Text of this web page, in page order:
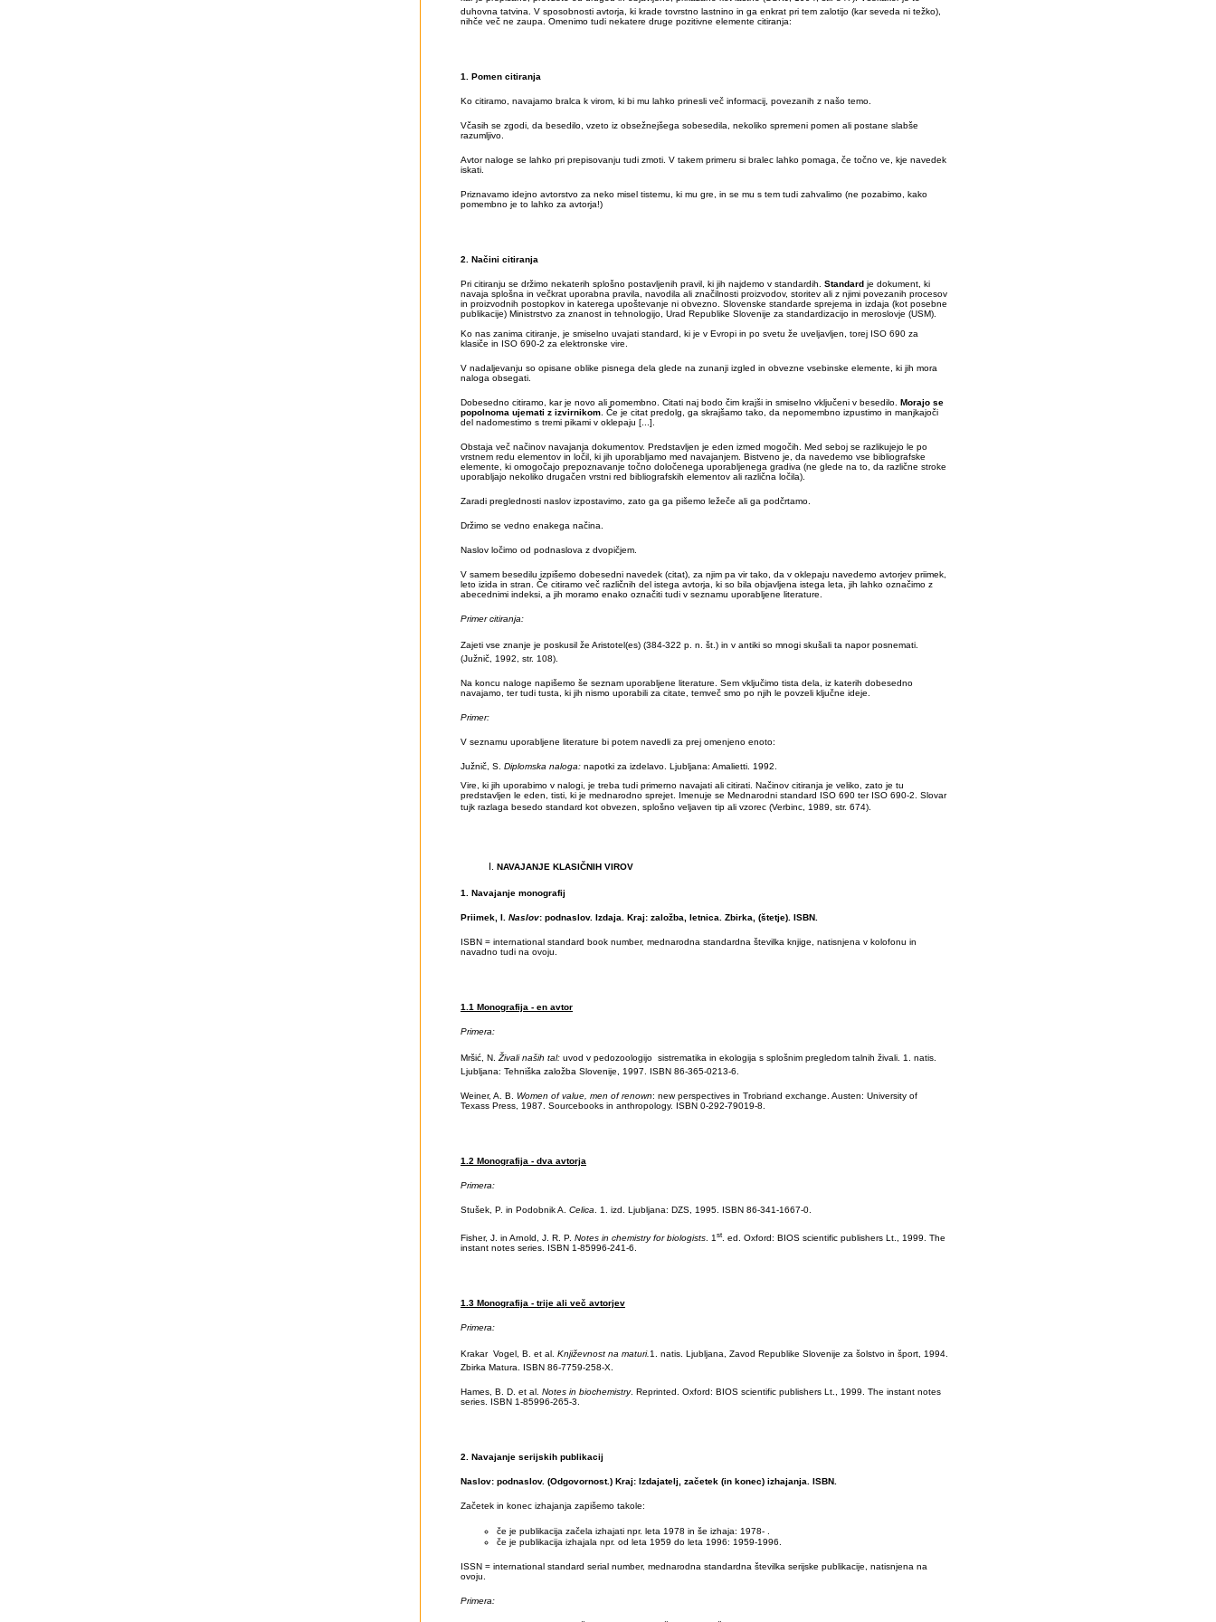
duhovna tatvina. V sposobnosti avtorja, ki krade tovrstno lastnino in ga enkrat pri tem zalotijo (kar seveda ni težko),
nihče več ne zaupa. Omenimo tudi nekatere druge pozitivne elemente citiranja:
1. Pomen citiranja
Ko citiramo, navajamo bralca k virom, ki bi mu lahko prinesli več informacij, povezanih z našo temo.
Včasih se zgodi, da besedilo, vzeto iz obsežnejšega sobesedila, nekoliko spremeni pomen ali postane slabše
razumljivo.
Avtor naloge se lahko pri prepisovanju tudi zmoti. V takem primeru si bralec lahko pomaga, če točno ve, kje navedek
iskati.
Priznavamo idejno avtorstvo za neko misel tistemu, ki mu gre, in se mu s tem tudi zahvalimo (ne pozabimo, kako
pomembno je to lahko za avtorja!)
2. Načini citiranja
Pri citiranju se držimo nekaterih splošno postavljenih pravil, ki jih najdemo v standardih. Standard je dokument, ki
navaja splošna in večkrat uporabna pravila, navodila ali značilnosti proizvodov, storitev ali z njimi povezanih procesov
in proizvodnih postopkov in katerega upoštevanje ni obvezno. Slovenske standarde sprejema in izdaja (kot posebne
publikacije) Ministrstvo za znanost in tehnologijo, Urad Republike Slovenije za standardizacijo in meroslovje (USM).
Ko nas zanima citiranje, je smiselno uvajati standard, ki je v Evropi in po svetu že uveljavljen, torej ISO 690 za
klasiče in ISO 690-2 za elektronske vire.
V nadaljevanju so opisane oblike pisnega dela glede na zunanji izgled in obvezne vsebinske elemente, ki jih mora
naloga obsegati.
Dobesedno citiramo, kar je novo ali pomembno. Citati naj bodo čim krajši in smiselno vključeni v besedilo. Morajo se
popolnoma ujemati z izvirnikom . Če je citat predolg, ga skrajšamo tako, da nepomembno izpustimo in manjkajoči
del nadomestimo s tremi pikami v oklepaju [...].
Obstaja več načinov navajanja dokumentov. Predstavljen je eden izmed mogočih. Med seboj se razlikujejo le po
vrstnem redu elementov in ločil, ki jih uporabljamo med navajanjem. Bistveno je, da navedemo vse bibliografske
elemente, ki omogočajo prepoznavanje točno določenega uporabljenega gradiva (ne glede na to, da različne stroke
uporabljajo nekoliko drugačen vrstni red bibliografskih elementov ali različna ločila).
Zaradi preglednosti naslov izpostavimo, zato ga ga pišemo ležeče ali ga podčrtamo.
Držimo se vedno enakega načina.
Naslov ločimo od podnaslova z dvopičjem.
V samem besedilu izpišemo dobesedni navedek (citat), za njim pa vir tako, da v oklepaju navedemo avtorjev priimek,
leto izida in stran. Če citiramo več različnih del istega avtorja, ki so bila objavljena istega leta, jih lahko označimo z
abecednimi indeksi, a jih moramo enako označiti tudi v seznamu uporabljene literature.
Primer citiranja:
Zajeti vse znanje je poskusil že Aristotel(es) (384-322 p. n. št.) in v antiki so mnogi skušali ta napor posnemati.
(Južnič, 1992, str. 108).
Na koncu naloge napišemo še seznam uporabljene literature. Sem vključimo tista dela, iz katerih dobesedno
navajamo, ter tudi tusta, ki jih nismo uporabili za citate, temveč smo po njih le povzeli ključne ideje.
Primer:
V seznamu uporabljene literature bi potem navedli za prej omenjeno enoto:
Južnič, S. Diplomska naloga: napotki za izdelavo. Ljubljana: Amalietti. 1992.
Vire, ki jih uporabimo v nalogi, je treba tudi primerno navajati ali citirati. Načinov citiranja je veliko, zato je tu
predstavljen le eden, tisti, ki je mednarodno sprejet. Imenuje se Mednarodni standard ISO 690 ter ISO 690-2. Slovar
tujk razlaga besedo standard kot obvezen, splošno veljaven tip ali vzorec (Verbinc, 1989, str. 674).
NAVAJANJE KLASIČNIH VIROV
1. Navajanje monografij
Priimek, I. Naslov: podnaslov. Izdaja. Kraj: založba, letnica. Zbirka, (štetje). ISBN.
ISBN = international standard book number, mednarodna standardna številka knjige, natisnjena v kolofonu in
navadno tudi na ovoju.
1.1 Monografija - en avtor
Primera:
Mršić, N.Živali naših tal: uvod v pedozoologijo  sistrematika in ekologija s splošnim pregledom talnih živali. 1. natis.
Ljubljana: Tehniška založba Slovenije, 1997. ISBN 86-365-0213-6.
Weiner, A. B. Women of value, men of renown: new perspectives in Trobriand exchange. Austen: University of
Texass Press, 1987. Sourcebooks in anthropology. ISBN 0-292-79019-8.
1.2 Monografija - dva avtorja
Primera:
Stušek, P. in Podobnik A. Celica. 1. izd. Ljubljana: DZS, 1995. ISBN 86-341-1667-0.
Fisher, J. in Arnold, J. R. P. Notes in chemistry for biologists . 1 st . ed. Oxford: BIOS scientific publishers Lt., 1999. The
instant notes series. ISBN 1-85996-241-6.
1.3 Monografija - trije ali več avtorjev
Primera:
Krakar  Vogel, B. et al. Književnost na maturi. 1. natis. Ljubljana, Zavod Republike Slovenije za šolstvo in šport, 1994.
Zbirka Matura. ISBN 86-7759-258-X.
Hames, B. D. et al. Notes in biochemistry. Reprinted. Oxford: BIOS scientific publishers Lt., 1999. The instant notes
series. ISBN 1-85996-265-3.
2. Navajanje serijskih publikacij
Naslov: podnaslov. (Odgovornost.) Kraj: Izdajatelj, začetek (in konec) izhajanja. ISBN.
Začetek in konec izhajanja zapišemo takole:
če je publikacija začela izhajati npr. leta 1978 in še izhaja: 1978- .
če je publikacija izhajala npr. od leta 1959 do leta 1996: 1959-1996.
ISSN = international standard serial number, mednarodna standardna številka serijske publikacije, natisnjena na
ovoju.
Primera: